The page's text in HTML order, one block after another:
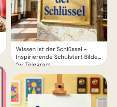
Wissen ist der Schlüssel -
Inspirierende Schulstart Bilder
für Telegram